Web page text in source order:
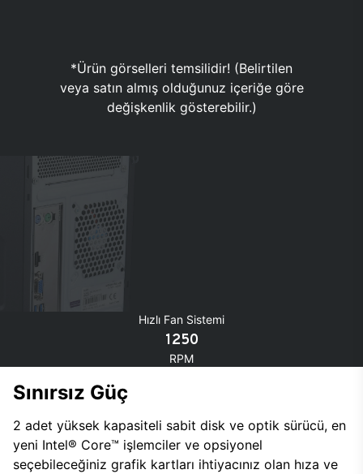
*Ürün görselleri temsilidir! (Belirtilen
veya satın almış olduğunuz içeriğe göre
değişkenlik gösterebilir.)
Hızlı Fan Sistemi
1250
RPM
Sınırsız Güç
2 adet yüksek kapasiteli sabit disk ve optik sürücü, en
yeni Intel® Core™ işlemciler ve opsiyonel
seçebileceğiniz grafik kartları ihtiyacınız olan hıza ve